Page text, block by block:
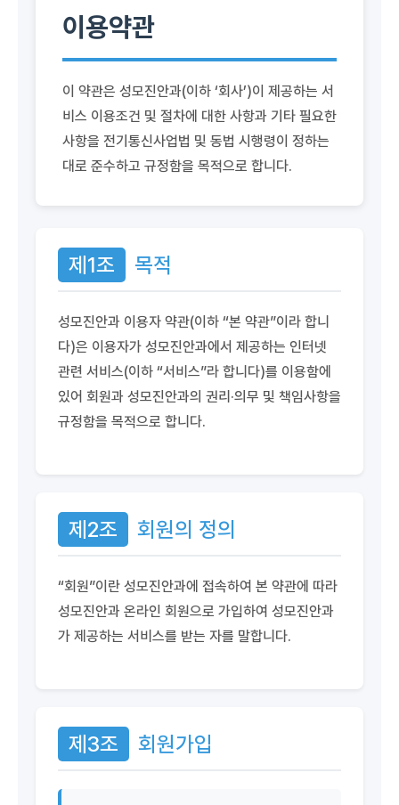
이용약관
이 약관은 성모진안과(이하 ‘회사’)이 제공하는 서
비스 이용조건 및 절차에 대한 사항과 기타 필요한
사항을 전기통신사업법 및 동법 시행령이 정하는
대로 준수하고 규정함을 목적으로 합니다.
제1조 목적
성모진안과 이용자 약관(이하 “본 약관”이라 합니
다)은 이용자가 성모진안과에서 제공하는 인터넷
관련 서비스(이하 “서비스”라 합니다)를 이용함에
있어 회원과 성모진안과의 권리·의무 및 책임사항을
규정함을 목적으로 합니다.
제2조 회원의 정의
“회원”이란 성모진안과에 접속하여 본 약관에 따라
성모진안과 온라인 회원으로 가입하여 성모진안과
가 제공하는 서비스를 받는 자를 말합니다.
제3조 회원가입